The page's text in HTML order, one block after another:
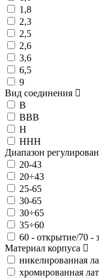
1,8
2,3
2,5
2,6
3,6
6,5
9
Вид соединения
В
ВВВ
Н
ННН
Диапазон
20-43
20÷43
25-65
30-65
30÷65
35÷60
60 - открытие/70 -
Материал корпуса
никелированная
хромированная